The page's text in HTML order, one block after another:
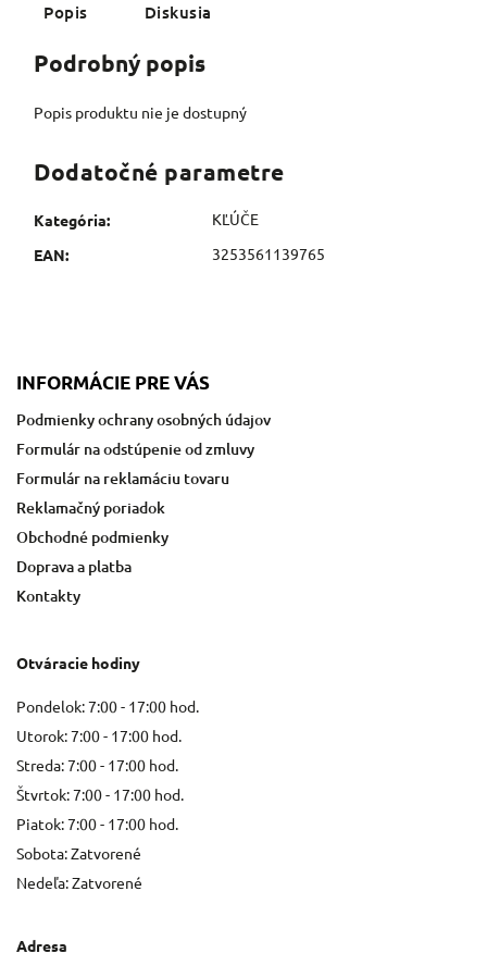
Popis Diskusia
Podrobný popis
Popis produktu nie je dostupný
Dodatočné parametre
Kategória:
KĽÚČE
EAN: 3253561139765
INFORMÁCIE PRE VÁS
Podmienky ochrany osobných údajov
Formulár na odstúpenie od zmluvy
Formulár na reklamáciu tovaru
Reklamačný poriadok
Obchodné podmienky
Doprava a platba
Kontakty
Otváracie hodiny
Pondelok: 7:00 - 17:00 hod.
Utorok: 7:00 - 17:00 hod.
Streda: 7:00 - 17:00 hod.
Štvrtok: 7:00 - 17:00 hod.
Piatok: 7:00 - 17:00 hod.
Sobota: Zatvorené
Nedeľa: Zatvorené
Adresa